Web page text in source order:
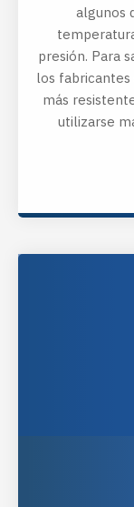
algunos
presión. Para
los fabricantes
más
utilizarse